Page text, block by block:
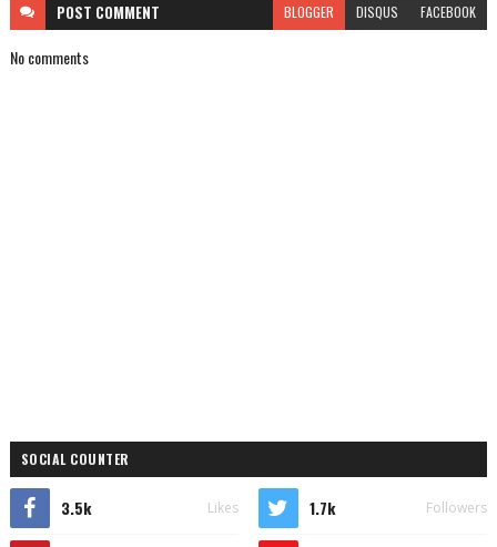
POST COMMENT BLOGGER DISQUS FACEBOOK
No comments
SOCIAL COUNTER
3.5k Likes 1.7k Followers